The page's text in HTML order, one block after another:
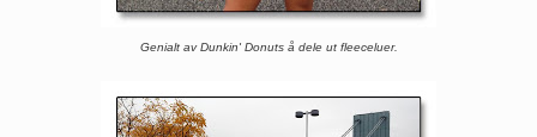
Genialt av Dunkin' Donuts å dele ut fleeceluer.